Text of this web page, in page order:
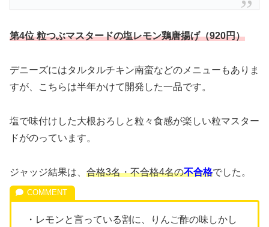
第4位 粒つぶマスタードの塩レモン鶏唐揚げ（920円）
デニーズにはタルタルチキン南蛮などのメニューもありま
すが、こちらは半年かけて開発した一品です。
塩で味付けした大根おろしと粒々食感が楽しい粒マスター
ドがのっています。
ジャッジ結果は、 合格3名・不合格4名の不合格でした。
・レモンと言っている割に、りんご酢の味しかし